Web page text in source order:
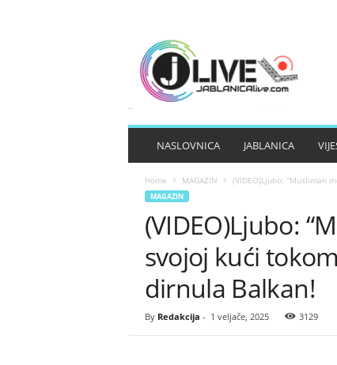
NASLOVNICA JABLANICA
Home MAGAZIN (VIDEO)Ljubo: “Musliman
MAGAZIN
(VIDEO)Ljubo:
svojoj kući
dirnula Balkan!
By Redakcija - 1 veljače, 2025 3129